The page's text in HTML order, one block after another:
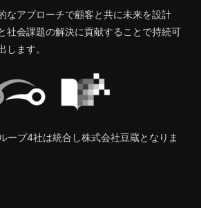
なアプローチで顧客と共に未来を設計
社会課題の解決に貢献することで持続可
します。
ープ4社は統合し株式会社豆蔵となりま